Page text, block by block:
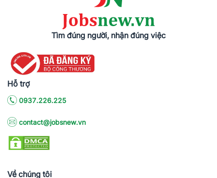
Tìm đúng người, nhận đúng việc
Hỗ trợ
0937.226.225
contact@jobsnew.vn
Về chúng tôi